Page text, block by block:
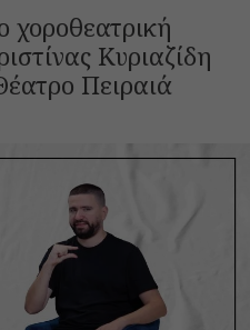
Κυριαζίδη
Πειραιά